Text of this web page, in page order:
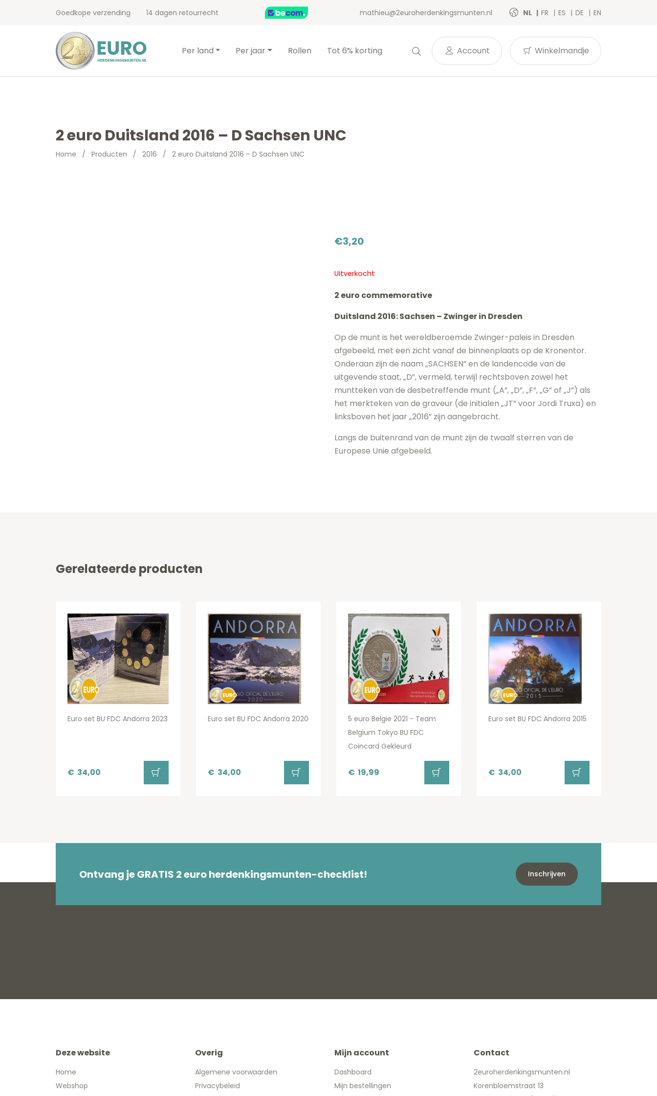
Goedkope verzending 14 dagen retourrecht mathieu@2euroherdenkingsmunten.nl NL FR ES DE EN
Per land Per jaar Rollen Tot 6% korting Account Winkelmandje
2 euro Duitsland 2016 – D Sachsen UNC
Home / Producten / 2016 / 2 euro Duitsland 2016 – D Sachsen UNC
€3,20
Uitverkocht
2 euro commemorative
Duitsland 2016: Sachsen – Zwinger in Dresden
Op de munt is het wereldberoemde Zwinger-paleis in Dresden
afgebeeld, met een zicht vanaf de binnenplaats op de Kronentor.
Onderaan zijn de naam „SACHSEN” en de landencode van de
uitgevende staat, „D”, vermeld, terwijl rechtsboven zowel het
muntteken van de desbetreffende munt („A”, „D”, „F”, „G” of „J”) als
het merkteken van de graveur (de initialen „JT” voor Jordi Truxa) en
linksboven het jaar „2016” zijn aangebracht.
Langs de buitenrand van de munt zijn de twaalf sterren van de
Europese Unie afgebeeld.
Gerelateerde producten
Euro set BU FDC Andorra 2023
€ 34,00
Euro set BU FDC Andorra 2020
€ 34,00
5 euro Belgie 2021 - Team
Belgium Tokyo BU FDC
Coincard Gekleurd
€ 19,99
Euro set BU FDC Andorra 2015
€ 34,00
Ontvang je GRATIS 2 euro herdenkingsmunten-checklist! Inschrijven
Deze website
Home
Webshop
Overig
Algemene voorwaarden
Privacybeleid
Mijn account
Dashboard
Mijn bestellingen
Contact
2euroherdenkingsmunten.nl
Korenbloemstraat 13